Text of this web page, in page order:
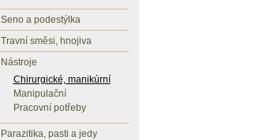
Seno a podestýlka
Travní směsi, hnojiva
Nástroje
Chirurgické, manikúrní
Manipulační
Pracovní potřeby
Parazitika, pasti a jedy